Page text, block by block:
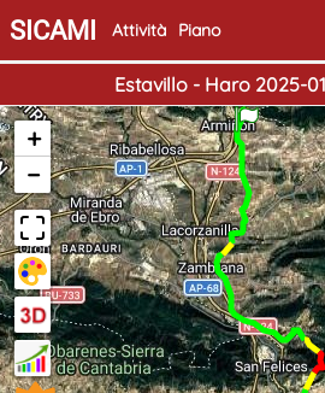
SICAMI Attività Piano
Estavillo - Haro 2025-
Inizio
+
−